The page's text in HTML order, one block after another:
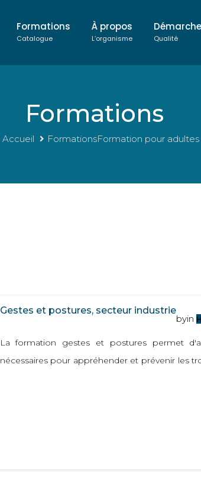
Formations
Catalogue
À propos
L’organisme
Démarche
Qualité
Formations
Accueil FormationsFormation pour adultes
Gestes et postures, secteur industrie
byin
La formation gestes et postures permet
nécessaires pour appréhender et prévenir les